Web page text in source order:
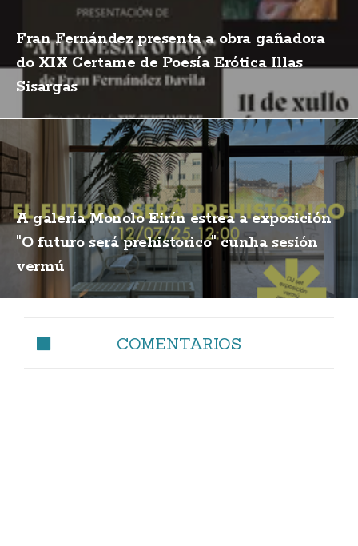
Fran Fernández presenta a obra gañadora
do XIX Certame de Poesía Erótica Illas
Sisargas
A galería Monolo Eirín estrea a exposición
"O futuro será prehistorico" cunha sesión
vermú
COMENTARIOS